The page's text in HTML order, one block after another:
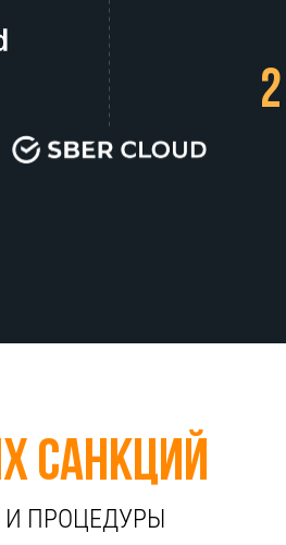
2
САНКЦИЙ
И ПРОЦЕДУРЫ